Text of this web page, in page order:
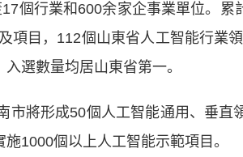
個行業和600余家企事業單位。累
項目，112個山東省人工智能行業
選數量均居山東省第一。
將形成50個人工智能通用、垂直
1000個以上人工智能示範項目。